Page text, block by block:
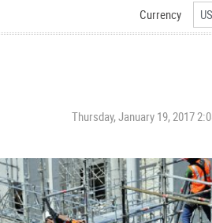
Currency
Thursday, January 19, 2017